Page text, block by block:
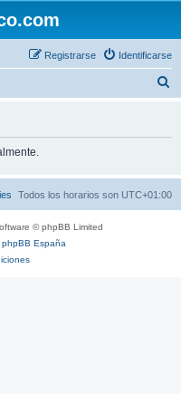
Identificarse
Registrarse
r
Todos los horarios son UTC+01:00
© phpBB Limited
phpBB España